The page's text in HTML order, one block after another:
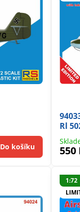
Do košíku
Rl
550
1:72